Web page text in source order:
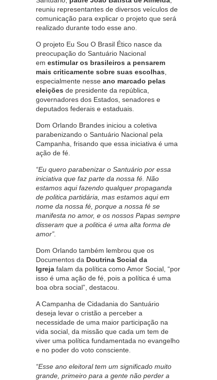
reuniu representantes de diversos veículos de
comunicação para explicar o projeto que será
realizado durante todo esse ano.
O projeto Eu Sou O Brasil Ético nasce da
preocupação do Santuário Nacional
em estimular os brasileiros a pensarem
mais criticamente sobre suas escolhas
especialmente nesse ano marcado pelas
eleições de presidente da república,
governadores dos Estados, senadores e
deputados federais e estaduais.
Dom Orlando Brandes iniciou a coletiva
parabenizando o Santuário Nacional pela
Campanha, frisando que essa iniciativa é uma
ação de fé.
“Eu quero parabenizar o Santuário por essa
iniciativa que faz parte da nossa fé. Não
estamos aqui fazendo qualquer propaganda
de politica partidária, mas estamos aqui em
nome da nossa fé, porque a nossa fé se
manifesta no amor, e os nossos Papas sempre
disseram que a politica é uma alta forma de
amor”.
Dom Orlando também lembrou que os
Documentos da Doutrina Social da
Igreja falam da política como Amor Social, “por
isso é uma ação de fé, pois a política é uma
boa obra social”, destacou.
A Campanha de Cidadania do Santuário
deseja levar o cristão a perceber a
necessidade de uma maior participação na
vida social, da missão que cada um tem de
viver uma política fundamentada no evangelho
e no poder do voto consciente.
“Esse ano eleitoral tem um significado muito
grande, primeiro para a gente não perder a